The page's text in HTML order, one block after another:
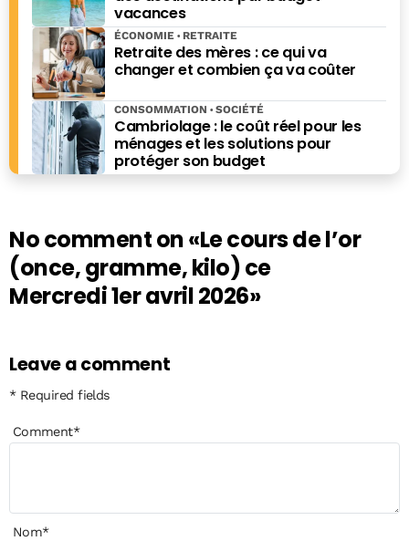
vacances
Retraite des mères : ce qui va
changer et combien ça va coûter
ÉCONOMIE RETRAITE
Cambriolage : le coût réel pour les
ménages et les solutions pour
protéger son budget
CONSOMMATION SOCIÉTÉ
No comment on«Le cours de l’or
(once, gramme, kilo) ce
Mercredi 1er avril 2026»
Leave a comment
* Required fields
Comment*
Nom*